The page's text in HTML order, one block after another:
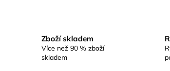
Zboží skladem
Více než 90 % zboží
skladem